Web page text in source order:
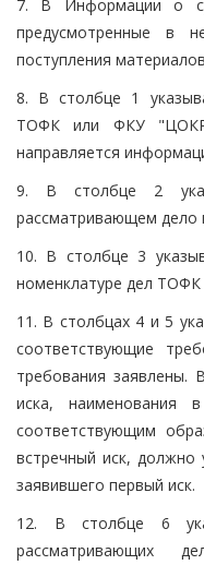
7. В Информации о
предусмотренные в
поступления
8. В столбце 1
ТОФК или ФКУ
направляется
9. В столбце 2
рассматривающем дело
10. В столбце 3
номенклатуре дел
11. В столбцах 4 и 5
соответствующие
требования заявлены.
иска, наименования
соответствующим
встречный иск, должно
заявившего первый иск.
12. В столбце 6
рассматривающих